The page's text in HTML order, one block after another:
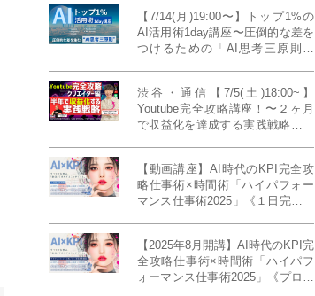
のカタチ〜《BOOKLove結婚相談
所presents》
【7/14(月)19:00〜】トップ1%の
AI活用術1day講座〜圧倒的な差を
つけるための「AI思考三原則」
渋谷・通信【7/5(土)18:00~】
Youtube完全攻略講座！〜２ヶ月
で収益化を達成する実践戦略！ゲ
発信力養成ラボNEO》
【動画講座】AI時代のKPI完全攻
略仕事術×時間術「ハイパフォー
マンス仕事術2025」《１日完成特
【2025年8月開講】AI時代のKPI完
全攻略仕事術×時間術「ハイパフ
ォーマンス仕事術2025」《プロフ